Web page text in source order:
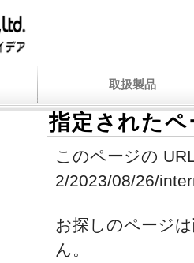
取扱製品
指定された
このページの
2/2023/08/26/
お探しのページ
ん。